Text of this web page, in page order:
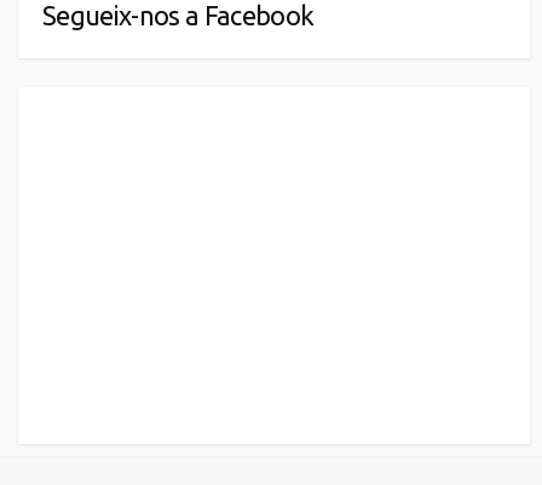
Segueix-nos a Facebook